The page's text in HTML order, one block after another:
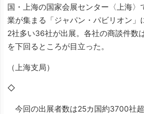
国・上海の国家会展センター〈上海〉
業が集まる「ジャパン・パビリオン」
2社多い36社が出展。各社の商談件数
を下回るところが目立った。
（上海支局）
◇
今回の出展者数は25カ国約3700社